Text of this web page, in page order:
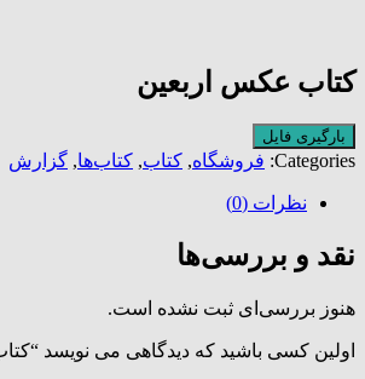
کتاب عکس اربعین
بارگیری فایل
Categories: فروشگاه, کتاب, کتاب‌ها, گزارش
نظرات (0)
نقد و بررسی‌ها
هنوز بررسی‌ای ثبت نشده است.
اولین کسی باشید که دیدگاهی می نویسد